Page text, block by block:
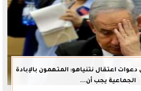
اعتقال نتنياهو: المتهمون بالإبادة
الجماعية يجب أن...